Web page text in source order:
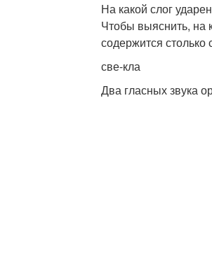
На какой слог
Чтобы выяс­нить, на
содер­жит­ся столь­ко
све-кла
Два глас­ных зву­ка